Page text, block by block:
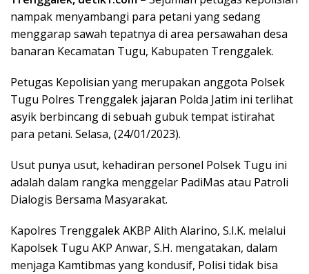
nampak menyambangi para petani yang sedang
menggarap sawah tepatnya di area persawahan desa
banaran Kecamatan Tugu, Kabupaten Trenggalek.
Petugas Kepolisian yang merupakan anggota Polsek
Tugu Polres Trenggalek jajaran Polda Jatim ini terlihat
asyik berbincang di sebuah gubuk tempat istirahat
para petani. Selasa, (24/01/2023).
Usut punya usut, kehadiran personel Polsek Tugu ini
adalah dalam rangka menggelar PadiMas atau Patroli
Dialogis Bersama Masyarakat.
Kapolres Trenggalek AKBP Alith Alarino, S.I.K. melalui
Kapolsek Tugu AKP Anwar, S.H. mengatakan, dalam
menjaga Kamtibmas yang kondusif, Polisi tidak bisa